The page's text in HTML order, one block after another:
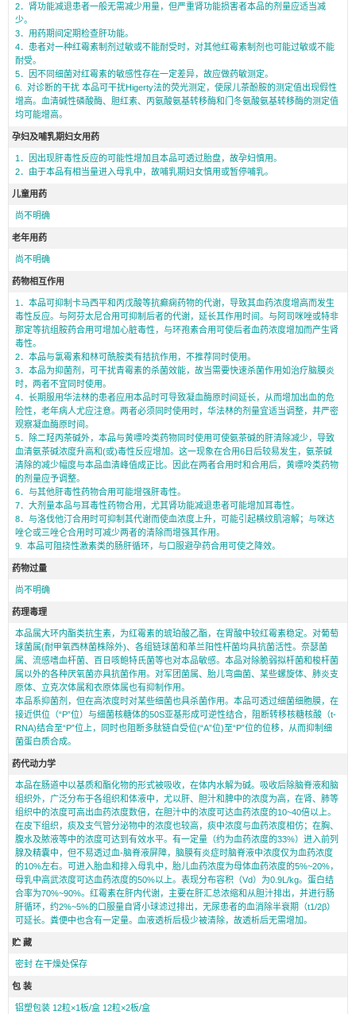
2．肾功能减退患者一般无需减少用量，但严重肾功能损害者本品的剂量应适当减
少。
3．用药期间定期检查肝功能。
4．患者对一种红霉素制剂过敏或不能耐受时，对其他红霉素制剂也可能过敏或不能
耐受。
5．因不同细菌对红霉素的敏感性存在一定差异，故应做药敏测定。
6. 对诊断的干扰 本品可干扰Higerty法的荧光测定，使尿儿茶酚胺的测定值出现假性
增高。血清碱性磷酸酶、胆红素、丙氨酸氨基转移酶和门冬氨酸氨基转移酶的测定值
均可能增高。
孕妇及哺乳期妇女用药
1．因出现肝毒性反应的可能性增加且本品可透过胎盘，故孕妇慎用。
2．由于本品有相当量进入母乳中，故哺乳期妇女慎用或暂停哺乳。
儿童用药
尚不明确
老年用药
尚不明确
药物相互作用
1．本品可抑制卡马西平和丙戊酸等抗癫痫药物的代谢，导致其血药浓度增高而发生
毒性反应。与阿芬太尼合用可抑制后者的代谢，延长其作用时间。与阿司咪唑或特非
那定等抗组胺药合用可增加心脏毒性，与环孢素合用可使后者血药浓度增加而产生肾
毒性。
2．本品与氯霉素和林可酰胺类有拮抗作用，不推荐同时使用。
3．本品为抑菌剂，可干扰青霉素的杀菌效能，故当需要快速杀菌作用如治疗脑膜炎
时，两者不宜同时使用。
4．长期服用华法林的患者应用本品时可导致凝血酶原时间延长，从而增加出血的危
险性，老年病人尤应注意。两者必须同时使用时，华法林的剂量宜适当调整，并严密
观察凝血酶原时间。
5．除二羟丙茶碱外，本品与黄嘌呤类药物同时使用可使氨茶碱的肝清除减少，导致
血清氨茶碱浓度升高和(或)毒性反应增加。这一现象在合用6日后较易发生，氨茶碱
清除的减少幅度与本品血清峰值成正比。因此在两者合用时和合用后，黄嘌呤类药物
的剂量应予调整。
6．与其他肝毒性药物合用可能增强肝毒性。
7．大剂量本品与耳毒性药物合用，尤其肾功能减退患者可能增加耳毒性。
8．与洛伐他汀合用时可抑制其代谢而使血浓度上升，可能引起横纹肌溶解；与咪达
唑仑或三唑仑合用时可减少两者的清除而增强其作用。
9. 本品可阻挠性激素类的肠肝循环，与口服避孕药合用可使之降效。
药物过量
尚不明确
药理毒理
本品属大环内酯类抗生素，为红霉素的琥珀酸乙酯，在胃酸中较红霉素稳定。对葡萄
球菌属(耐甲氧西林菌株除外)、各组链球菌和革兰阳性杆菌均具抗菌活性。奈瑟菌
属、流感嗜血杆菌、百日咳鲍特氏菌等也对本品敏感。本品对除脆弱拟杆菌和梭杆菌
属以外的各种厌氧菌亦具抗菌作用。对军团菌属、胎儿弯曲菌、某些螺旋体、肺炎支
原体、立克次体属和衣原体属也有抑制作用。
本品系抑菌剂，但在高浓度时对某些细菌也具杀菌作用。本品可透过细菌细胞膜，在
接近供位（“P”位）与细菌核糖体的50S亚基形成可逆性结合，阻断转移核糖核酸（t-
RNA)结合至“P”位上，同时也阻断多肽链自受位(“A”位)至“P”位的位移，从而抑制细
菌蛋白质合成。
药代动力学
本品在肠道中以基质和酯化物的形式被吸收，在体内水解为碱。吸收后除脑脊液和脑
组织外，广泛分布于各组织和体液中，尤以肝、胆汁和脾中的浓度为高，在肾、肺等
组织中的浓度可高出血药浓度数倍，在胆汁中的浓度可达血药浓度的10~40倍以上。
在皮下组织，痰及支气管分泌物中的浓度也较高，痰中浓度与血药浓度相仿；在胸、
腹水及脓液等中的浓度可达到有效水平。有一定量（约为血药浓度的33%）进入前列
腺及精囊中，但不易透过血-脑脊液屏障，脑膜有炎症时脑脊液中浓度仅为血药浓度
的10%左右。可进入胎血和排入母乳中，胎儿血药浓度为母体血药浓度的5%~20%，
母乳中高武浓度可达血药浓度的50%以上。表现分布容积（Vd）为0.9L/kg。蛋白结
合率为70%~90%。红霉素在肝内代谢，主要在肝汇总浓缩和从胆汁排出，并进行肠
肝循环，约2%~5%的口服量自肾小球滤过排出，无尿患者的血消除半衰期（t1/2β）
可延长。粪便中也含有一定量。血液透析后极少被清除，故透析后无需增加。
贮 藏
密封 在干燥处保存
包 装
铝塑包装 12粒×1板/盒 12粒×2板/盒